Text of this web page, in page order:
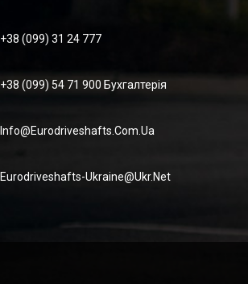
+38 (099) 31 24 777
+38 (099) 54 71 900 Бухгалтерія
Info@eurodriveshafts.com.ua
Eurodriveshafts-Ukraine@ukr.net